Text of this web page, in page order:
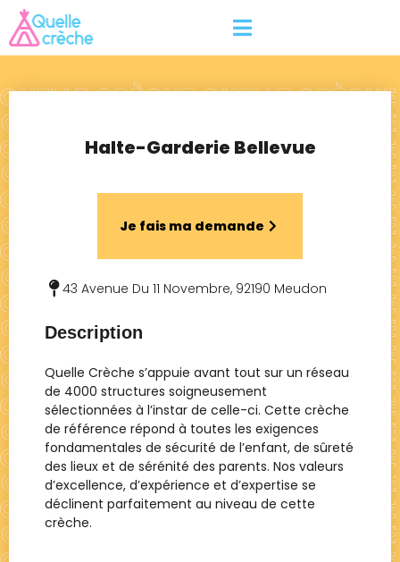
Halte-Garderie Bellevue
Je fais ma demande
43 Avenue Du 11 Novembre, 92190 Meudon
Description
Quelle Crèche s’appuie avant tout sur un réseau
de 4000 structures soigneusement
sélectionnées à l’instar de celle-ci. Cette crèche
de référence répond à toutes les exigences
fondamentales de sécurité de l’enfant, de sûreté
des lieux et de sérénité des parents. Nos valeurs
d’excellence, d’expérience et d’expertise se
déclinent parfaitement au niveau de cette
crèche.